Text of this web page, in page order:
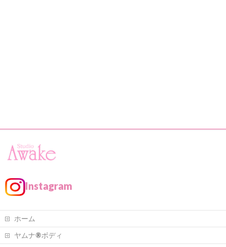
Instagram
ホーム
ヤムナ®ボディ